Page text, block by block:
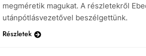
megméretik magukat. A részletekről
utánpótlásvezetővel beszélgettünk.
Részletek